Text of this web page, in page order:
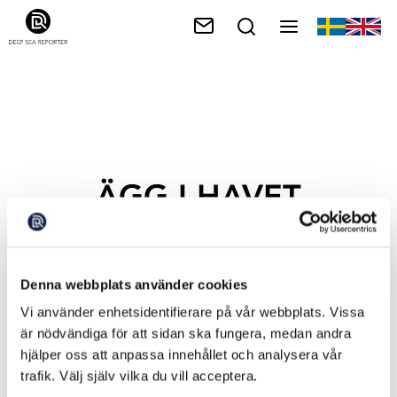
Denna webbplats använder cookies
Vi använder enhetsidentifierare på vår webbplats. Vissa
är nödvändiga för att sidan ska fungera, medan andra
hjälper oss att anpassa innehållet och analysera vår
trafik. Välj själv vilka du vill acceptera.
ÄGG I HAVET